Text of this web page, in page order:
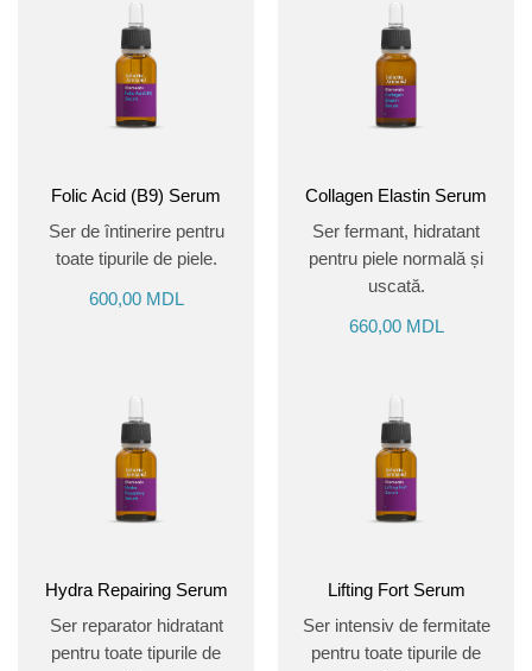
Folic Acid (B9) Serum
Ser de întinerire pentru
toate tipurile de piele.
600,00 MDL
Collagen Elastin Serum
Ser fermant, hidratant
pentru piele normală și
uscată.
660,00 MDL
Hydra Repairing Serum
Ser reparator hidratant
pentru toate tipurile de
Lifting Fort Serum
Ser intensiv de fermitate
pentru toate tipurile de